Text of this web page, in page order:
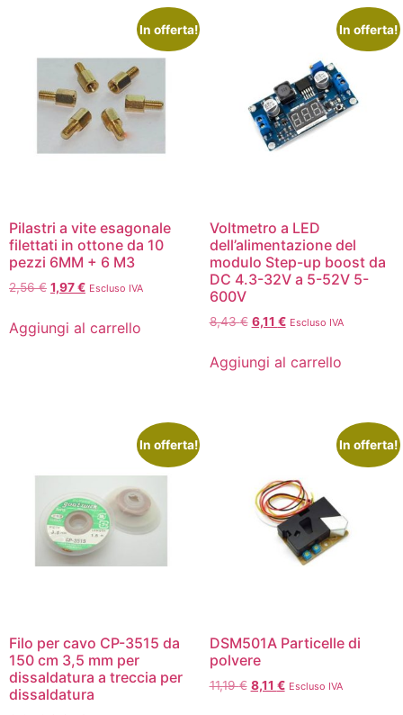
In offerta!
Pilastri a vite esagonale
filettati in ottone da 10
pezzi 6MM + 6 M3
2,56€ 1,97€ Escluso IVA
Aggiungi al carrello
In offerta!
Voltmetro a LED
dell’alimentazione del
modulo Step-up boost da
DC 4.3-32V a 5-52V 5-
600V
8,43€ 6,11 € Escluso IVA
Aggiungi al carrello
In offerta!
Filo per cavo CP-3515 da
150 cm 3,5 mm per
dissaldatura a treccia per
dissaldatura
In offerta!
DSM501A Particelle di
polvere
11,19€ 8,11 € Escluso IVA